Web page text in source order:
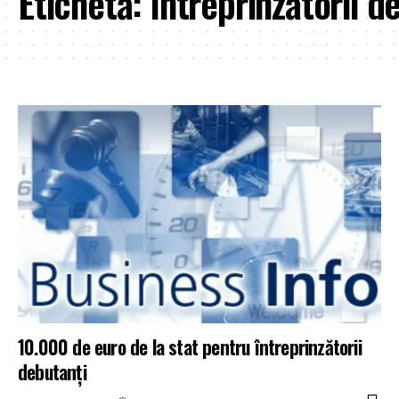
10.000 de euro de la stat pentru întreprinzătorii
debutanţi